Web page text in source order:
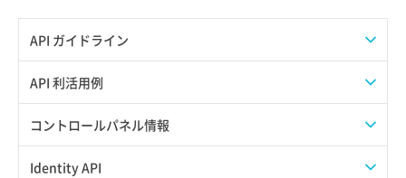
API ガイドライン
APIのご利用について
API 利活用例
APIでAPIサブユーザーを作成する
APIでVPSにISOイメージを挿入する
コントロールパネル情報
APIユーザーを作成する
Identity API